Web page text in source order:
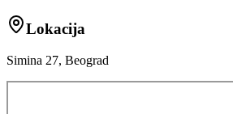
Lokacija
Simina 27, Beograd